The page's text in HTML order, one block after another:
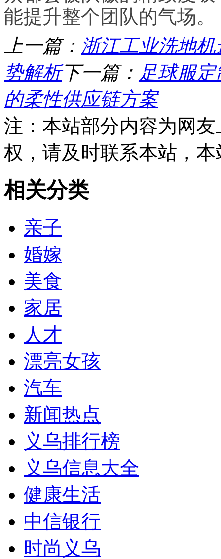
能提升整个团队的气场。
上一篇： 浙江工业洗地
势解析下一篇： 足球服
的柔性供应链方案
注：本站部分内容为网
权，请及时联系本站，
相关分类
亲子
婚嫁
美食
家居
人才
漂亮女孩
汽车
新闻热点
义乌排行榜
义乌信息大全
健康生活
中信银行
时尚义乌